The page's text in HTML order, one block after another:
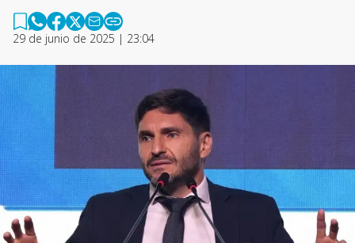
29 de junio de 2025 | 23:04